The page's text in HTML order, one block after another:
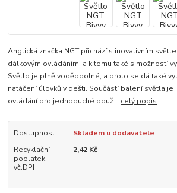
Anglická značka NGT přichází s inovativním
dálkovým ovládáním, a k tomu také s možností
Světlo je plně voděodolné, a proto se dá také
natáčení úlovků v dešti. Součástí balení světla je
ovládání pro jednoduché použ... celý popis
Dostupnost
Skladem u dodavatele
Recyklační
poplatek
vč.DPH
2,42 Kč